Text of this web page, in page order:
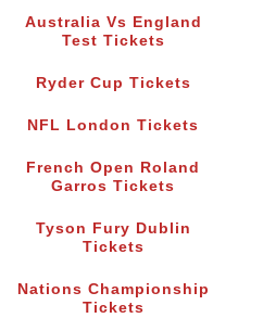
Australia Vs England
Test Tickets
Ryder Cup Tickets
NFL London Tickets
French Open Roland
Garros Tickets
Tyson Fury Dublin
Tickets
Nations Championship
Tickets